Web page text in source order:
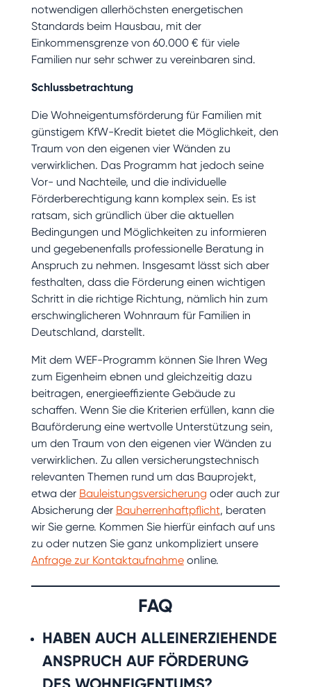
notwendigen allerhöchsten energetischen
Standards beim Hausbau, mit der
Einkommensgrenze von 60.000 € für viele
Familien nur sehr schwer zu vereinbaren sind.
Schlussbetrachtung
Die Wohneigentumsförderung für Familien mit
günstigem KfW-Kredit bietet die Möglichkeit, den
Traum von den eigenen vier Wänden zu
verwirklichen. Das Programm hat jedoch seine
Vor- und Nachteile, und die individuelle
Förderberechtigung kann komplex sein. Es ist
ratsam, sich gründlich über die aktuellen
Bedingungen und Möglichkeiten zu informieren
und gegebenenfalls professionelle Beratung in
Anspruch zu nehmen. Insgesamt lässt sich aber
festhalten, dass die Förderung einen wichtigen
Schritt in die richtige Richtung, nämlich hin zum
erschwinglicheren Wohnraum für Familien in
Deutschland, darstellt.
Mit dem WEF-Programm können Sie Ihren Weg
zum Eigenheim ebnen und gleichzeitig dazu
beitragen, energieeffiziente Gebäude zu
schaffen. Wenn Sie die Kriterien erfüllen, kann die
Bauförderung eine wertvolle Unterstützung sein,
um den Traum von den eigenen vier Wänden zu
verwirklichen. Zu allen versicherungstechnisch
relevanten Themen rund um das Bauprojekt,
etwa der Bauleistungsversicherung oder auch zur
Absicherung der Bauherrenhaftpflicht, beraten
wir Sie gerne. Kommen Sie hierfür einfach auf uns
zu oder nutzen Sie ganz unkompliziert unsere
Anfrage zur Kontaktaufnahmeonline.
FAQ
HABEN AUCH ALLEINERZIEHENDE
ANSPRUCH AUF FÖRDERUNG